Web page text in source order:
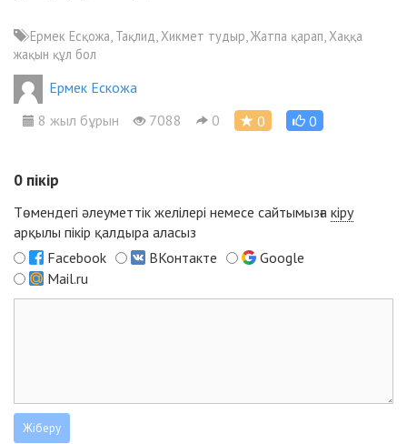
Ермек Есқожа, Тақлид, Хикмет тудыр, Жатпа қарап, Хаққа
жақын құл бол
Ермек Ескожа
8 жыл бұрын
7088 0 0 0
0 пікір
Төмендегі әлеуметтік желілері немесе сайтымызға кіру
арқылы пікір қалдыра аласыз
Facebook
ВКонтакте
Google
Mail.ru